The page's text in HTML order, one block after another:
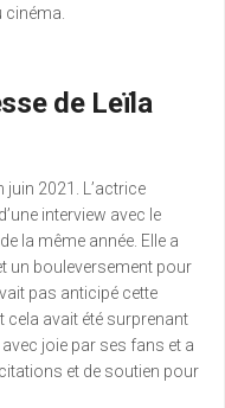
cinéma.
de Leïla
juin 2021. L’actrice
interview avec le
la même année. Elle a
un bouleversement pour
pas anticipé cette
cela avait été surprenant
joie par ses fans et a
et de soutien pour